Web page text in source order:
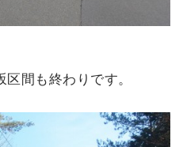
間も終わりです。